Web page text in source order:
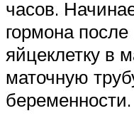
часов.
гормона
яйцеклетку в
маточную
беременности.